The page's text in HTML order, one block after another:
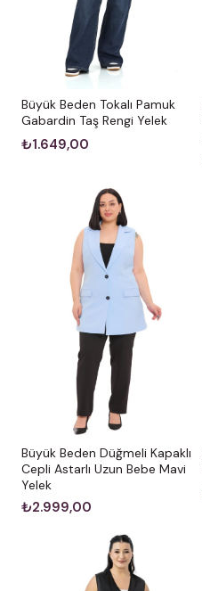
Büyük Beden Tokalı Pamuk
Gabardin Taş Rengi Yelek
₺1.649,00
Büyük Beden Düğmeli Kapaklı
Cepli Astarlı Uzun Bebe Mavi
Yelek
₺2.999,00